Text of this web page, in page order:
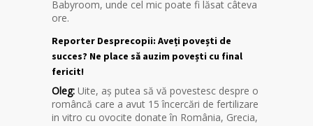
Babyroom, unde cel mic poate fi lăsat câteva
ore.
Reporter Desprecopii: Aveți povești de
succes? Ne place să auzim povești cu final
fericit!
Oleg: Uite, aș putea să vă povestesc despre o
româncă care a avut 15 încercări de fertilizare
in vitro cu ovocite donate în România, Grecia,